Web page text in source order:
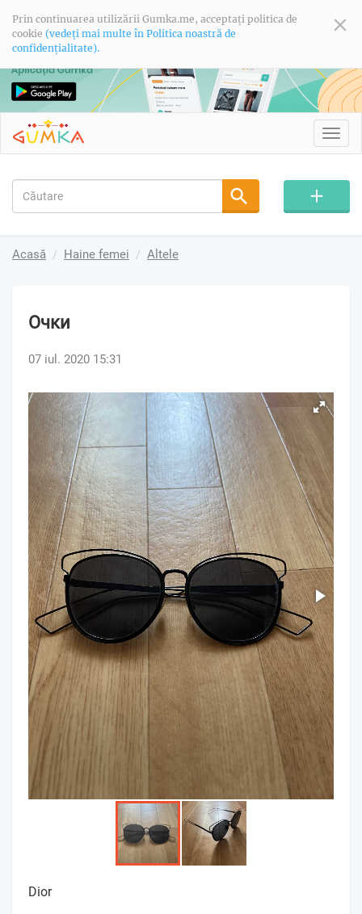
Prin continuarea utilizării Gumka.me, acceptați politica de
cookie (vedeți mai multe în Politica noastră de
confidențialitate).
Acasă Haine femei Altele
Очки
07 iul. 2020 15:31
Dior